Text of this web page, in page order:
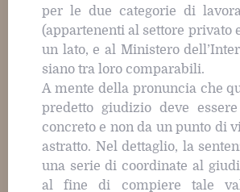
per le due categorie di
(appartenenti al settore privato
un lato, e al Ministero
siano tra loro comparabili.
A mente della pronuncia che
predetto giudizio deve
concreto e non da un punto di
astratto. Nel dettaglio, la
una serie di coordinate al
al fine di compiere tale